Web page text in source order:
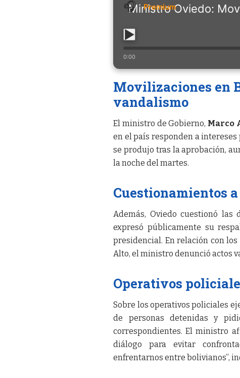
Ministro Oviedo:
0:00
Movilizaciones en
vandalismo
El ministro de Gobierno, Marco
en el país responden a
se produjo tras la aprobación,
la noche del martes.
Cuestionamientos
Además, Oviedo cuestionó las
expresó públicamente su
presidencial. En relación con
Alto, el ministro denunció actos
Operativos
Sobre los operativos policiales
de personas detenidas y
correspondientes. El ministro
diálogo para evitar
enfrentarnos entre bolivianos”,